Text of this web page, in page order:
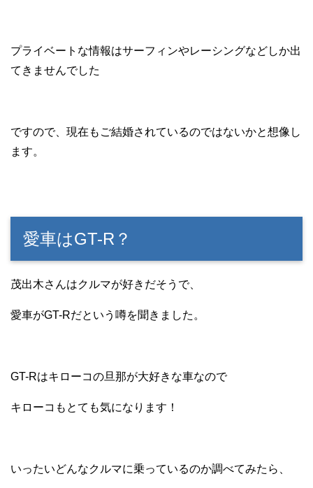
プライベートな情報はサーフィンやレーシングなどしか出
てきませんでした
ですので、現在もご結婚されているのではないかと想像し
ます。
愛車はGT-R？
茂出木さんはクルマが好きだそうで、
愛車がGT-Rだという噂を聞きました。
GT-Rはキローコの旦那が大好きな車なので
キローコもとても気になります！
いったいどんなクルマに乗っているのか調べてみたら、